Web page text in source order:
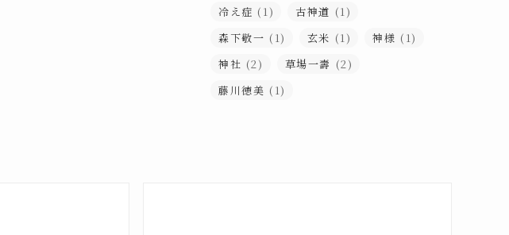
冷え症 (1) 古神道 (1)
森下敬一 (1) 玄米 (1) 神様 (1)
神社 (2) 草場一壽 (2)
藤川徳美 (1)